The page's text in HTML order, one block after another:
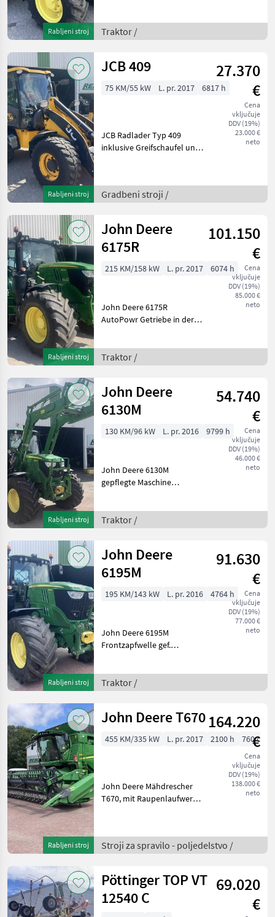
Rabljeni stroj
pnevmatikami pogon:
štirikolesni pogon, največja
platforma: kabina, števi
Traktor /
Rabljeni stroj
JCB 409
27.370
€
Cena
vključuje
DDV (19%)
23.000 €
neto
75 KM/55 kW L. pr. 2017 6817 h
JCB Radlader Typ 409
inklusive Greifschaufel und
Gradbeni stroji Kolesni
nakladalnik
Gradbeni stroji /
Rabljeni stroj
John Deere
6175R
101.150
€
Cena
vključuje
DDV (19%)
85.000 €
neto
215 KM/158 kW L. pr. 2017 6074 h
John Deere 6175R
AutoPowr Getriebe in der
Freischaltung
Teilbreitensteuerung
Frontladerkonsolen für
John
Traktor /
Rabljeni stroj
John Deere
6130M
54.740
€
Cena
vključuje
DDV (19%)
46.000 €
neto
130 KM/96 kW L. pr. 2016 9799 h
John Deere 6130M
gepflegte Maschine
Deere 623R Frontlader mit
drittem Steuerkreis K80
največja hitr
Traktor /
Rabljeni stroj
John Deere
6195M
91.630
€
Cena
vključuje
DDV (19%)
77.000 €
neto
195 KM/143 kW L. pr. 2016 4764 h
John Deere 6195M
Frontzapfwelle gef.
Lastschalt Getriebe mech.
Steuergeräte hydr.
štirikolesni pogon, največja
Traktor /
Rabljeni stroj
John Deere T670164.220
€
Cena
vključuje
DDV (19%)
138.000 €
neto
455 KM/335 kW L. pr. 2017 2100 h 760 cm
John Deere Mähdrescher
T670, mit Raupenlaufwerk,
Rapstrennmesser links und
rechts, mechanisch
Stroji za spravilo - poljedelstvo /
Pöttinger TOP VT
12540 C
69.020
€